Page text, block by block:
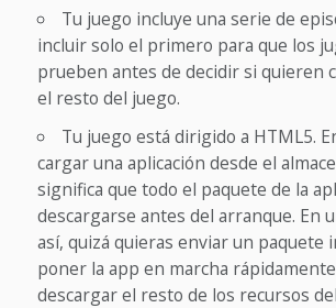
Tu juego incluye una serie de
incluir solo el primero para que los
prueben antes de decidir si quieren
el resto del juego.
Tu juego está dirigido a HTML5.
cargar una aplicación desde el
significa que todo el paquete de la
descargarse antes del arranque. En
así, quizá quieras enviar un paquete
poner la app en marcha
descargar el resto de los recursos